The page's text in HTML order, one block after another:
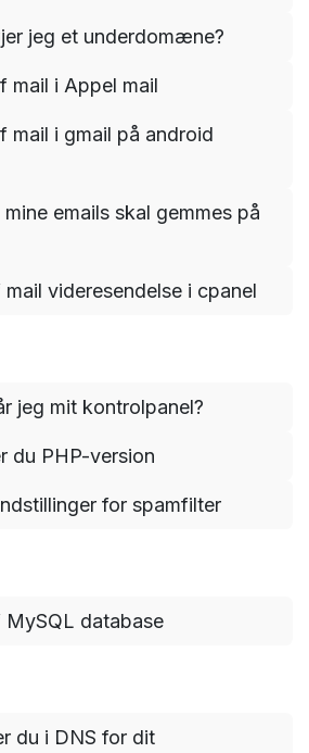
jeg et underdomæne?
mail i Appel mail
mail i gmail på android
emails skal gemmes på
videresendelse i cpanel
jeg mit kontrolpanel?
du PHP-version
for spamfilter
MySQL database
du i DNS for dit